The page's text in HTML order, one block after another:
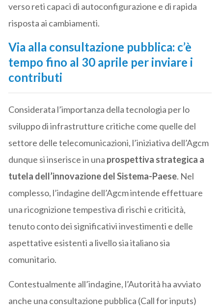
verso reti capaci di autoconfigurazione e di rapida
risposta ai cambiamenti.
Via alla consultazione pubblica: c’è
tempo fino al 30 aprile per inviare i
contributi
Considerata l’importanza della tecnologia per lo
sviluppo di infrastrutture critiche come quelle del
settore delle telecomunicazioni, l’iniziativa dell’Agcm
dunque si inserisce in una prospettiva strategica a
tutela dell’innovazione del Sistema-Paese. Nel
complesso, l’indagine dell’Agcm intende effettuare
una ricognizione tempestiva di rischi e criticità,
tenuto conto dei significativi investimenti e delle
aspettative esistenti a livello sia italiano sia
comunitario.
Contestualmente all’indagine, l’Autorità ha avviato
anche una consultazione pubblica (Call for inputs)